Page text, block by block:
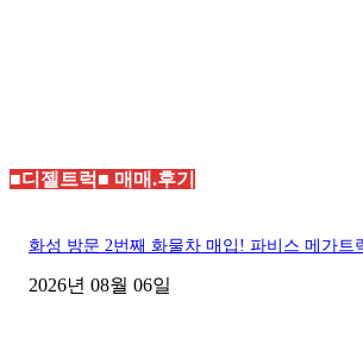
■디젤트럭■ 매매.후기
화성 방문 2번째 화물차 매입! 파비스 메가트
2026년 08월 06일